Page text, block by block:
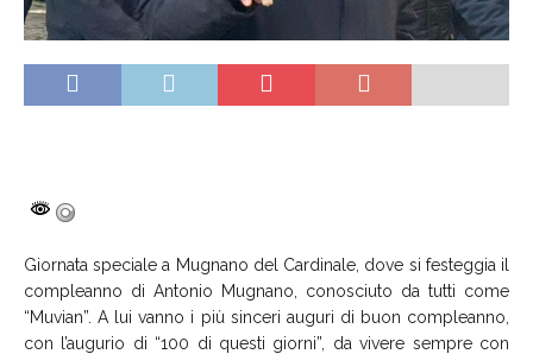
Giornata speciale a Mugnano del Cardinale, dove si festeggia il
compleanno di Antonio Mugnano, conosciuto da tutti come
“Muvian”. A lui vanno i più sinceri auguri di buon compleanno,
con l’augurio di “100 di questi giorni”, da vivere sempre con